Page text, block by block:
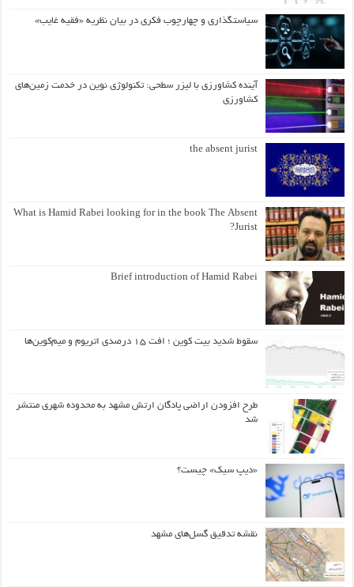
سیاستگذاری و چهارچوب فکری در بیان نظریه «فقیه غایب»
آینده کشاورزی با لیزر سطحی: تکنولوژی نوین در خدمت زمین‌های
کشاورزی
the absent jurist
What is Hamid Rabei looking for in the book The Absent
Jurist?
Brief introduction of Hamid Rabei
سقوط شدید بیت کوین ؛ افت ۱۵ درصدی اتریوم و میم‌کوین‌ها
طرح افزودن اراضی پادگان ارتش مشهد به محدوده شهری منتشر
شد
«دیپ سیک» چیست؟
نقشه تدقیق گسل‌های مشهد